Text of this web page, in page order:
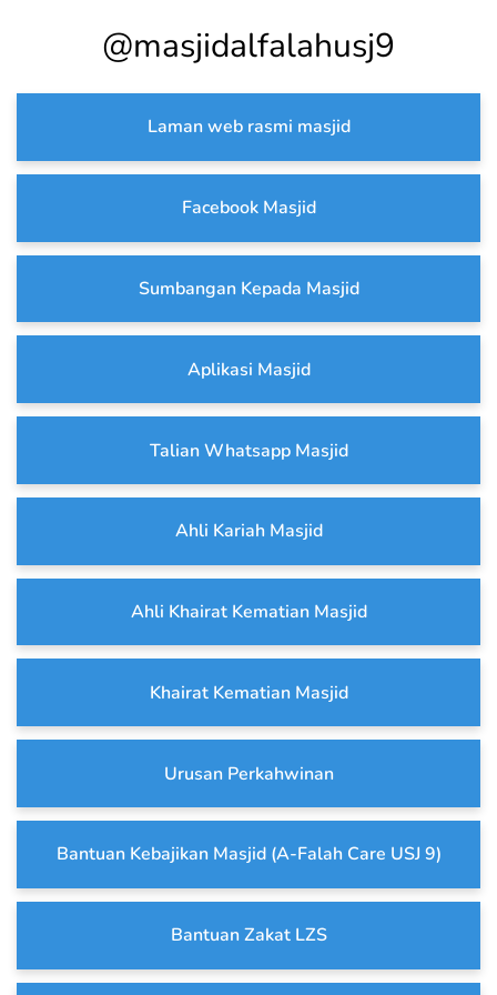
@masjidalfalahusj9
Laman web rasmi masjid
Facebook Masjid
Sumbangan Kepada Masjid
Aplikasi Masjid
Talian Whatsapp Masjid
Ahli Kariah Masjid
Ahli Khairat Kematian Masjid
Khairat Kematian Masjid
Urusan Perkahwinan
Bantuan Kebajikan Masjid (A-Falah Care USJ 9)
Bantuan Zakat LZS